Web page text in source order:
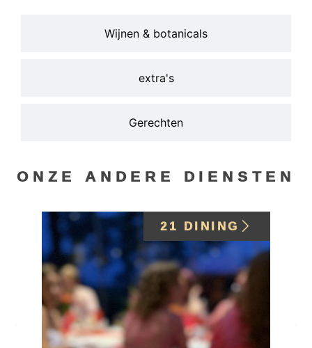
Wijnen & botanicals
extra's
Gerechten
ONZE ANDERE DIENSTEN
21 DINING